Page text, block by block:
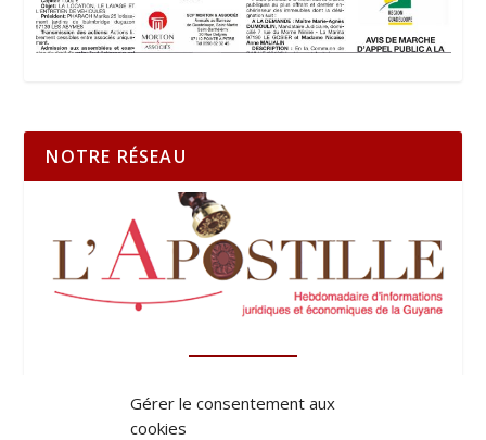
Gérer le consentement aux
cookies
NOTRE RÉSEAU